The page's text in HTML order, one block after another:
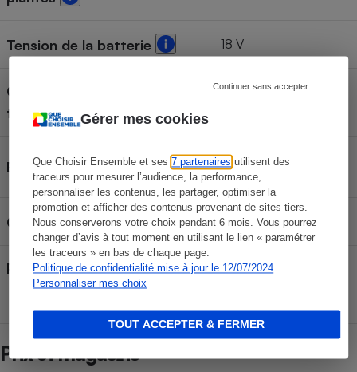
Gérer mes cookies
Que Choisir Ensemble et ses7 partenaires utilisent des
traceurs pour mesurer l’audience, la performance,
personnaliser les contenus, les partager, optimiser la
promotion et afficher des contenus provenant de sites tiers.
Nous conserverons votre choix pendant 6 mois. Vous pourrez
changer d’avis à tout moment en utilisant le lien « paramétrer
les traceurs » en bas de chaque page.
Politique de confidentialité mise à jour le 12/07/2024
Personnaliser mes choix
Continuer sans accepter
TOUT ACCEPTER & FERMER
Tension de la batterie 18 V
Capacité de la batterie
testée
Batterie utilisée
RB1840X
(130597080)
Chargeur utilisé RC 18120
Poids batterie(s) utilisée(s) 0.71 kg
Prix et magasins